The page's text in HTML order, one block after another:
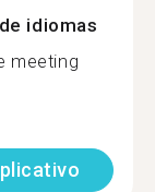
idiomas
meeting